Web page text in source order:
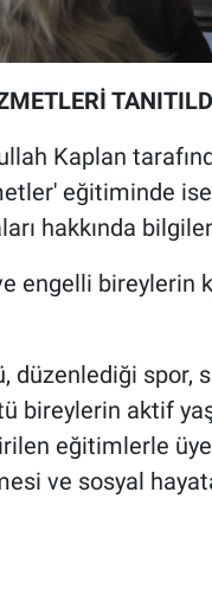
Kaplan
eğitiminde
hakkında
engelli
düzenlediği
bireylerin aktif
eğitimlerle
ve sosyal